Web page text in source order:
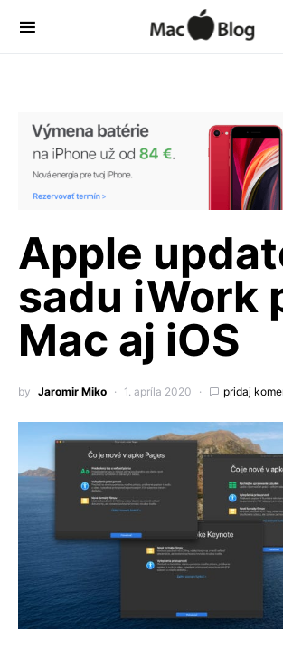
Apple
sadu iWork
Mac aj iOS
by Jaromir Miko 1. apríla 2020 pridaj